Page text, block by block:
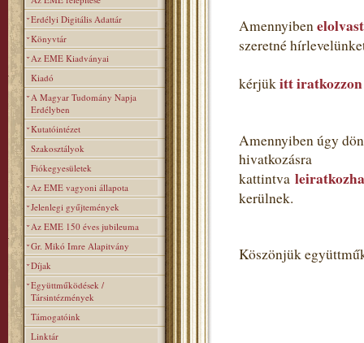
Erdélyi Digitális Adattár
Könyvtár
Az EME Kiadványai
Kiadó
A Magyar Tudomány Napja
Erdélyben
Kutatóintézet
Szakosztályok
Fiókegyesületek
Az EME vagyoni állapota
Jelenlegi gyűjtemények
Az EME 150 éves jubileuma
Gr. Mikó Imre Alapitvány
Díjak
Együttműködések /
Társintézmények
Támogatóink
Linktár
Amennyiben
szeretné
kérjükitt
Amennyiben úgy
hivatkozásra
kattintva
kerülnek.
Köszönjük